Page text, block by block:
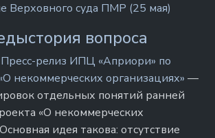
Верховного суда ПМР (25 мая)
вопроса
Пресс-релиз ИПЦ «Априори» по
некоммерческих организациях» —
отдельных понятий ранней
«О некоммерческих
идея такова: отсутствие